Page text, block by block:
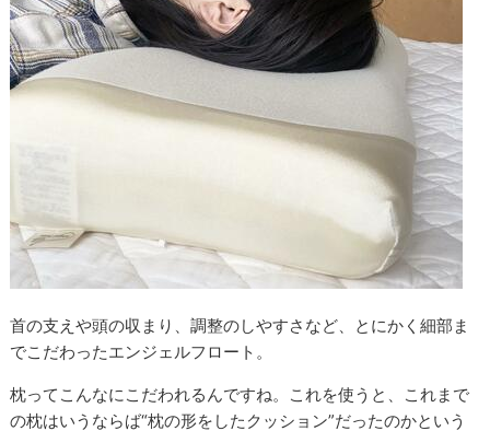
首の支えや頭の収まり、調整のしやすさなど、とにかく細部ま
でこだわったエンジェルフロート。
枕ってこんなにこだわれるんですね。これを使うと、これまで
の枕はいうならば“枕の形をしたクッション”だったのかという